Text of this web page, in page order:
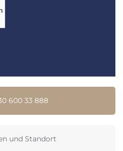
600 33 888
und Standort